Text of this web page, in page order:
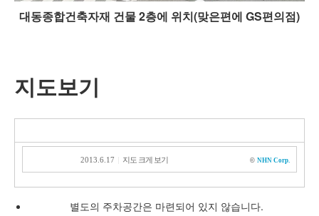
대동종합건축자재 건물 2층에 위치(맞은편에 GS편의점)
지도보기
2013.6.17 지도 크게 보기 © NHN Corp.
별도의 주차공간은 마련되어 있지 않습니다.